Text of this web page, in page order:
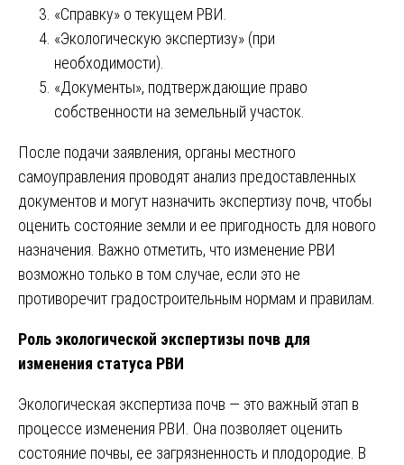
«Справку» о текущем РВИ.
«Экологическую экспертизу» (при
необходимости).
«Документы», подтверждающие право
собственности на земельный участок.
После подачи заявления, органы местного
самоуправления проводят анализ предоставленных
документов и могут назначить экспертизу почв, чтобы
оценить состояние земли и ее пригодность для нового
назначения. Важно отметить, что изменение РВИ
возможно только в том случае, если это не
противоречит градостроительным нормам и правилам.
Роль экологической экспертизы почв для
изменения статуса РВИ
Экологическая экспертиза почв — это важный этап в
процессе изменения РВИ. Она позволяет оценить
состояние почвы, ее загрязненность и плодородие. В